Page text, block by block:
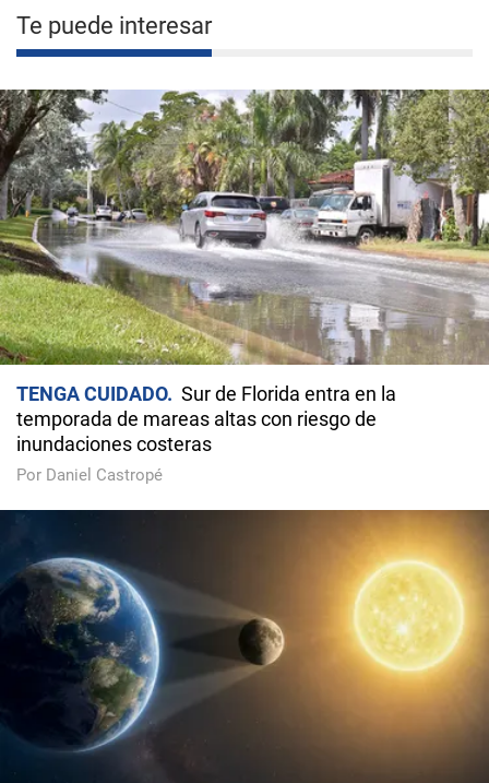
Te puede interesar
TENGA CUIDADO
Sur de Florida entra en la
temporada de mareas altas con riesgo de
inundaciones costeras
Por Daniel Castropé